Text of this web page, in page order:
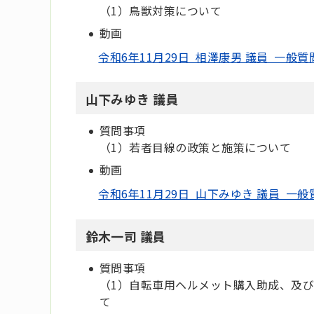
（1）鳥獣対策について
動画
令和6年11月29日 相澤康男 議員 一般質
山下みゆき 議員
質問事項
（1）若者目線の政策と施策について
動画
令和6年11月29日 山下みゆき 議員 一般
鈴木一司 議員
質問事項
（1）自転車用ヘルメット購入助成、
て